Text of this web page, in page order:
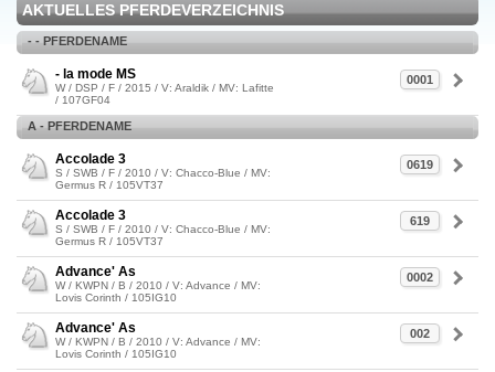
AKTUELLES PFERDEVERZEICHNIS
- - PFERDENAME
0001
- la mode MS
W / DSP / F / 2015 / V: Araldik / MV: Lafitte
/ 107GF04
A - PFERDENAME
0619
Accolade 3
S / SWB / F / 2010 / V: Chacco-Blue / MV:
Germus R / 105VT37
619
Accolade 3
S / SWB / F / 2010 / V: Chacco-Blue / MV:
Germus R / 105VT37
0002
Advance' As
W / KWPN / B / 2010 / V: Advance / MV:
Lovis Corinth / 105IG10
002
Advance' As
W / KWPN / B / 2010 / V: Advance / MV:
Lovis Corinth / 105IG10